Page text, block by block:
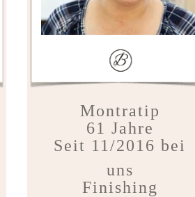
Montratip
61 Jahre
Seit 11/2016 bei
uns
Finishing